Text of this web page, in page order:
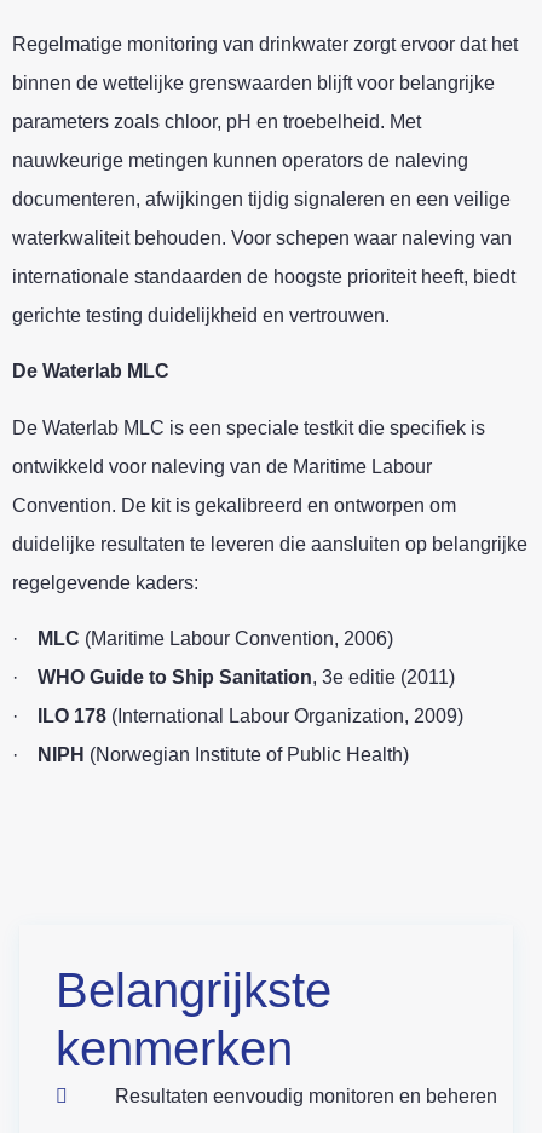
Regelmatige monitoring van drinkwater zorgt ervoor dat het
binnen de wettelijke grenswaarden blijft voor belangrijke
parameters zoals chloor, pH en troebelheid. Met
nauwkeurige metingen kunnen operators de naleving
documenteren, afwijkingen tijdig signaleren en een veilige
waterkwaliteit behouden. Voor schepen waar naleving van
internationale standaarden de hoogste prioriteit heeft, biedt
gerichte testing duidelijkheid en vertrouwen.
De Waterlab MLC
De Waterlab MLC is een speciale testkit die specifiek is
ontwikkeld voor naleving van de Maritime Labour
Convention. De kit is gekalibreerd en ontworpen om
duidelijke resultaten te leveren die aansluiten op belangrijke
regelgevende kaders:
· MLC (Maritime Labour Convention, 2006)
· WHO Guide to Ship Sanitation, 3e editie (2011)
·
ILO 178 (International Labour Organization, 2009)
·
NIPH (Norwegian Institute of Public Health)
Belangrijkste
kenmerken
Resultaten eenvoudig monitoren en beheren